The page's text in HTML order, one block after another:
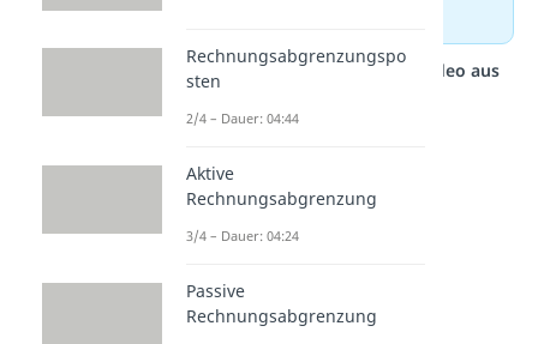
Studyflix vernetzt: Hier ein Video aus
Rechnungsabgrenzungspo
sten
2/4 – Dauer: 04:44
Aktive
Rechnungsabgrenzung
3/4 – Dauer: 04:24
Passive
Rechnungsabgrenzung